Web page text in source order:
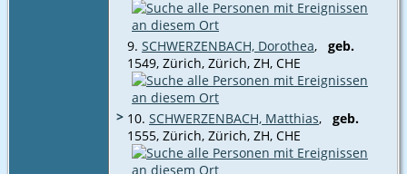
9. SCHWERZENBACH, Dorothea, geb.
1549, Zürich, Zürich, ZH, CHE‎
> 10. SCHWERZENBACH, Matthias, geb.
1555, Zürich, Zürich, ZH, CHE